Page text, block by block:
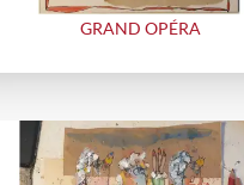
GRAND OPÉRA